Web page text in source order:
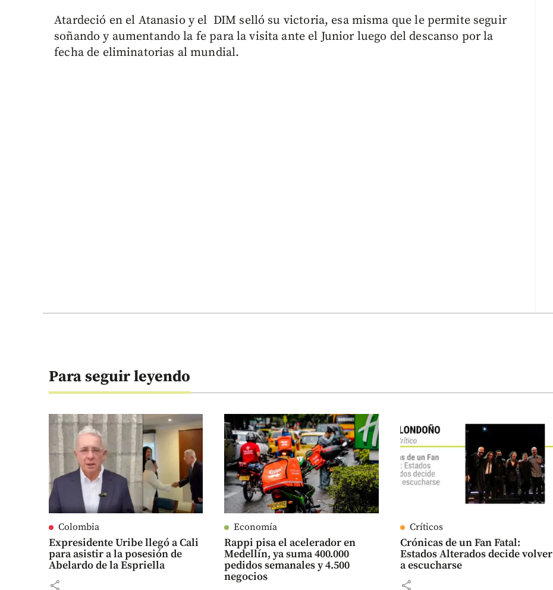
Atardeció en el Atanasio y el DIM selló su victoria, esa misma que le permite seguir
soñando y aumentando la fe para la visita ante el Junior luego del descanso por la
fecha de eliminatorias al mundial.
Para seguir leyendo
Colombia
Expresidente Uribe llegó a Cali
para asistir a la posesión de
Abelardo de la Espriella
share
Economía
Rappi pisa el acelerador en
Medellín, ya suma 400.000
pedidos semanales y 4.500
negocios
Críticos
Crónicas de un Fan Fatal:
Estados Alterados decide volver
a escucharse
share